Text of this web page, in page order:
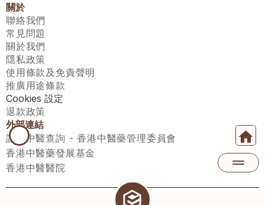
關於
聯絡我們
常見問題
關於我們
隱私政策
使用條款及免責聲明
推廣用途條款
Cookies 設定
退款政策
外部連結
註冊中醫查詢 - 香港中醫藥管理委員會
香港中醫藥發展基金
香港中醫醫院